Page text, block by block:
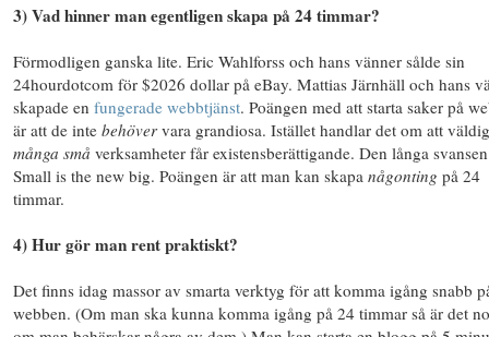
3) Vad hinner man egentligen skapa på 24 timmar?
Förmodligen ganska lite. Eric Wahlforss och hans vänner sålde sin
24hourdotcom för $2026 dollar på eBay. Mattias Järnhäll och hans
skapade en fungerade webbtjänst. Poängen med att starta saker på
är att de inte behövervara grandiosa. Istället handlar det om att
många små verksamheter får existensberättigande. Den långa
Small is the new big. Poängen är att man kan skapa någonting på 24
timmar.
4) Hur gör man rent praktiskt?
Det finns idag massor av smarta verktyg för att komma igång snabb
webben. (Om man ska kunna komma igång på 24 timmar så är det